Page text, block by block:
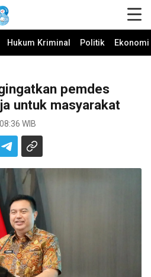
Hukum Kriminal Politik
pemdes
untuk masyarakat
WIB